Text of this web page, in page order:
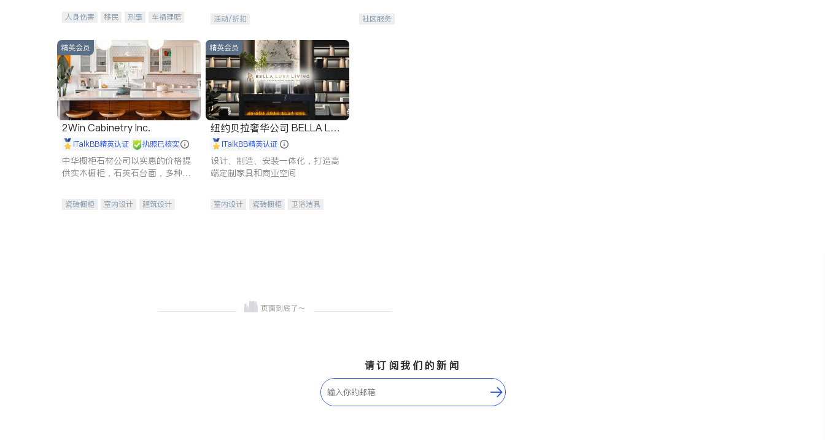
人身伤害 移民 刑事
车祸理赔
商标注册
索赔 律师-其它 保释
活动/折扣 社区服务
精英会员
2Win Cabinetry Inc.
iTalkBB精英认证 执照已核实
中华橱柜石材公司以实惠的价格提
供实木橱柜，石英石台面，多种优
机。品质厨房，家的选择。
瓷砖橱柜 室内设计
建筑设计
精英会员
纽约贝拉奢华公司 BELLA LUX
E iTalkBB精英认证
设计、制造、安装一体化，打造高
端定制家具和商业空间
室内设计 瓷砖橱柜
卫浴洁具
请订阅我们的新闻